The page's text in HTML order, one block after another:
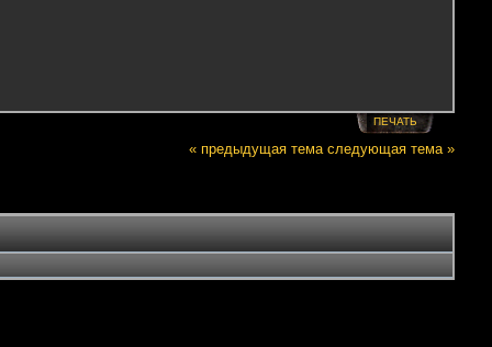
ПЕЧАТЬ
« предыдущая тема следующая тема »